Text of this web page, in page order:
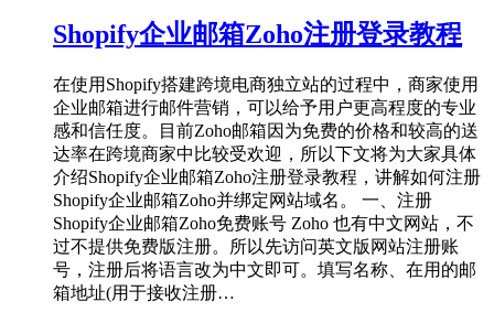
Shopify企业邮箱Zoho注册登录教程
在使用Shopify搭建跨境电商独立站的过程中，商家使用
企业邮箱进行邮件营销，可以给予用户更高程度的专业
感和信任度。目前Zoho邮箱因为免费的价格和较高的送
达率在跨境商家中比较受欢迎，所以下文将为大家具体
介绍Shopify企业邮箱Zoho注册登录教程，讲解如何注册
Shopify企业邮箱Zoho并绑定网站域名。 一、注册
Shopify企业邮箱Zoho免费账号 Zoho 也有中文网站，不
过不提供免费版注册。所以先访问英文版网站注册账
号，注册后将语言改为中文即可。填写名称、在用的邮
箱地址(用于接收注册…